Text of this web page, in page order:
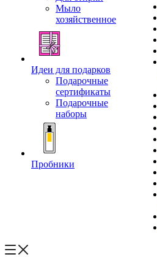
Мыло
хозяйственное
Идеи для подарков
Подарочные
сертификаты
Подарочные
наборы
Пробники